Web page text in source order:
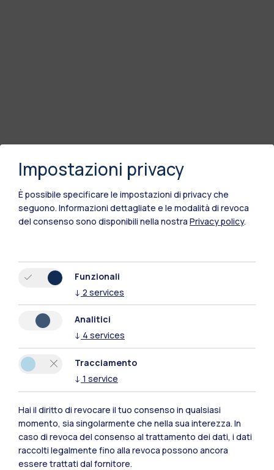
Polimi Community
Tutti i siti dell’ecosistema
Impostazioni privacy
È possibile specificare le impostazioni di privacy che
seguono. Informazioni dettagliate e le modalità di revoca
del consenso sono disponibili nella nostra Privacy policy.
Funzionali
↓ 2 services
Analitici
↓ 4 services
Tracciamento
↓ 1 service
Hai il diritto di revocare il tuo consenso in qualsiasi
momento, sia singolarmente che nella sua interezza. In
caso di revoca del consenso al trattamento dei dati, i dati
raccolti legalmente fino alla revoca possono ancora
essere trattati dal fornitore.